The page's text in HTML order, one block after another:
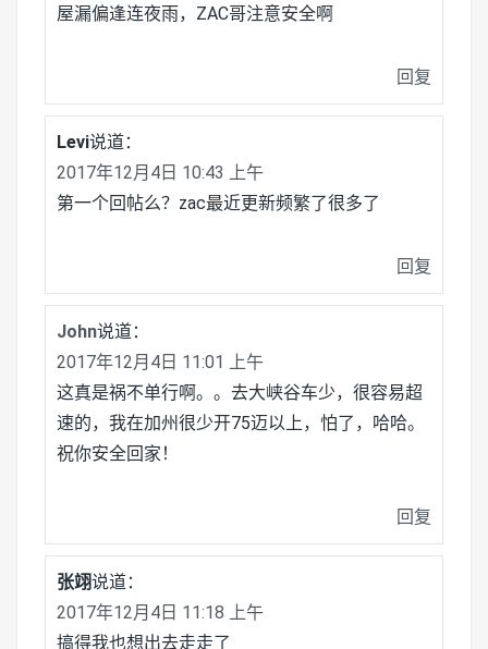
屋漏偏逢连夜雨，ZAC哥注意安全啊
回复
Levi说道：
2017年12月4日 10:43 上午
第一个回帖么？zac最近更新频繁了很多了
回复
John说道：
2017年12月4日 11:01 上午
这真是祸不单行啊。。去大峡谷车少，很容易超
速的，我在加州很少开75迈以上，怕了，哈哈。
祝你安全回家！
回复
张翊说道：
2017年12月4日 11:18 上午
搞得我也想出去走走了